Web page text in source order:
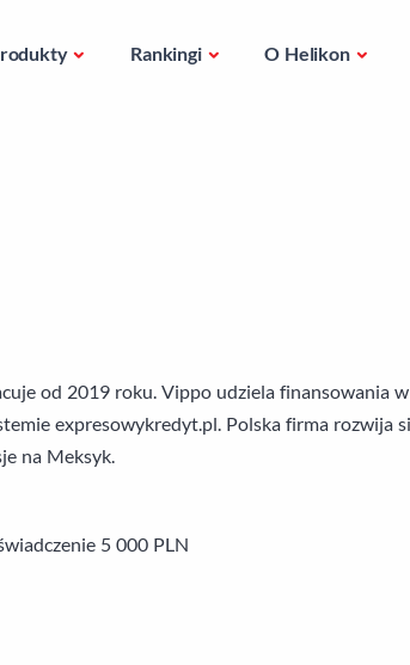
Rankingi O Helikon
od 2019 roku. Vippo udziela finansowania
expresowykredyt.pl. Polska firma rozwija
na Meksyk.
5 000 PLN